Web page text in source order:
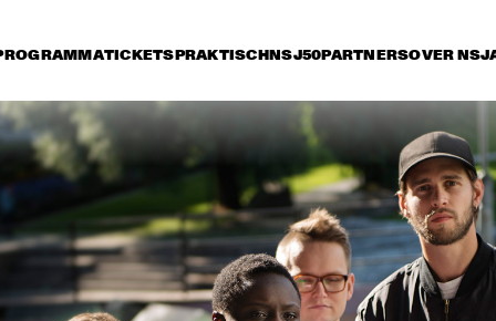
TICKETSPRAKTISCHNSJ50PARTNERSOVER NSJ
13 juli zaterdag 14 juli zondag 15 juli
17:30 18:00 18:30 19:00 19:30 20:00 20:30
RUTHIE FOSTER WITH
ESPOO BIG BAND
KURT
WITH
MARQUIS